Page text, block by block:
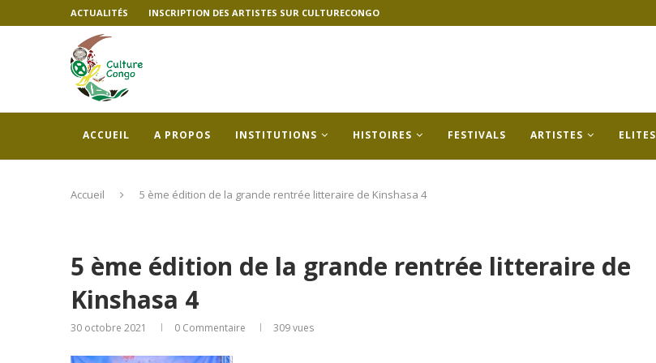
ACTUALITÉS INSCRIPTION DES ARTISTES SUR CULTURECONGO
ACCUEIL A PROPOS INSTITUTIONS HISTOIRES FESTIVALS ARTISTES ELITES
Accueil 5 ème édition de la grande rentrée litteraire de Kinshasa 4
5 ème édition de la grande rentrée litteraire de
Kinshasa 4
30 octobre 2021 0 Commentaire 309vues